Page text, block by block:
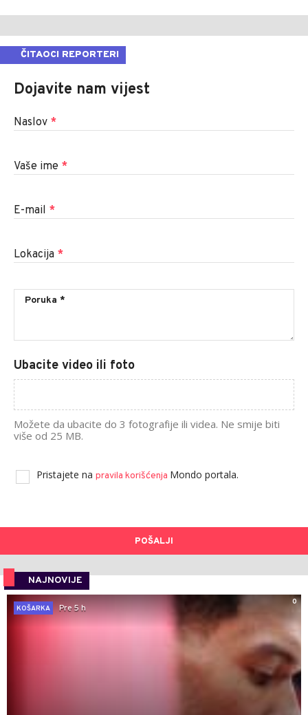
ČITAOCI REPORTERI
Dojavite nam vijest
Naslov *
Vaše ime *
E-mail *
Lokacija *
Ubacite video ili foto
Možete da ubacite do 3 fotografije ili videa. Ne smije biti
više od 25 MB.
Pristajete na pravila korišćenja Mondo portala.
POŠALJI
NAJNOVIJE
0
KOŠARKA
Pre 5 h